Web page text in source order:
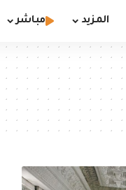
المزيد مباشر